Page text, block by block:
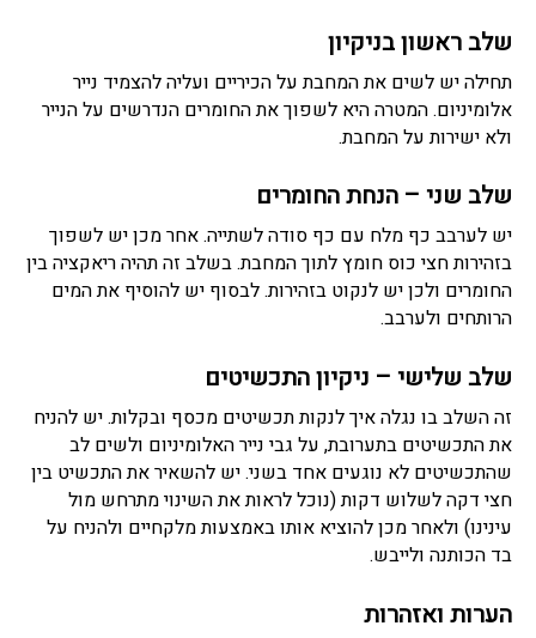
שלב ראשון בניקיון
תחילה יש לשים את המחבת על הכיריים ועליה להצמיד נייר
אלומיניום. המטרה היא לשפוך את החומרים הנדרשים על הנייר
ולא ישירות על המחבת.
שלב שני – הנחת החומרים
יש לערבב כף מלח עם כף סודה לשתייה. אחר מכן יש לשפוך
בזהירות חצי כוס חומץ לתוך המחבת. בשלב זה תהיה ריאקציה בין
החומרים ולכן יש לנקוט בזהירות. לבסוף יש להוסיף את המים
הרותחים ולערבב.
שלב שלישי – ניקיון התכשיטים
זה השלב בו נגלה איך לנקות תכשיטים מכסף ובקלות. יש להניח
את התכשיטים בתערובת, על גבי נייר האלומיניום ולשים לב
שהתכשיטים לא נוגעים אחד בשני. יש להשאיר את התכשיט בין
חצי דקה לשלוש דקות (נוכל לראות את השינוי מתרחש מול
עינינו) ולאחר מכן להוציא אותו באמצעות מלקחיים ולהניח על
בד הכותנה ולייבש.
הערות ואזהרות